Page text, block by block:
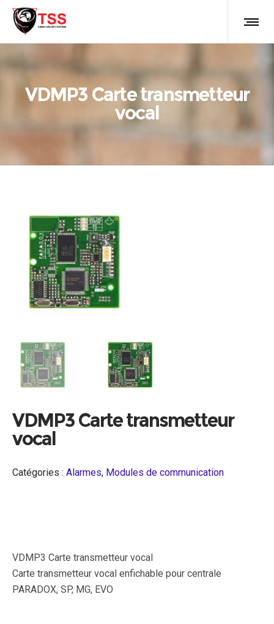
VDMP3 Carte transmetteur
vocal
VDMP3 Carte transmetteur
vocal
Catégories : Alarmes, Modules de communication
VDMP3 Carte transmetteur vocal
Carte transmetteur vocal enfichable pour centrale
PARADOX, SP, MG, EVO